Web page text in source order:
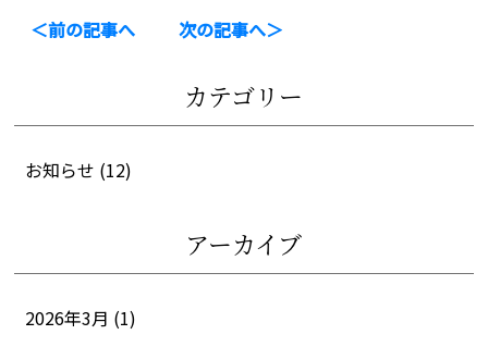
＜前の記事へ 次の記事へ＞
カテゴリー
お知らせ (12)
アーカイブ
2026年3月 (1)